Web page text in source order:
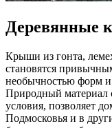
Деревянные
Крыши из гонта,
становятся
необычностью форм и
Природный материал
условия, позволяет
Подмосковья и в